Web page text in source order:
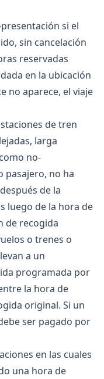
si el
sin cancelación
reservadas
en la ubicación
no aparece, el viaje
de tren
larga
no-
pasajero, no ha
de la
luego de la hora de
de recogida
o trenes o
a un
programada por
la hora de
original. Si un
ser pagado por
en las cuales
una hora de